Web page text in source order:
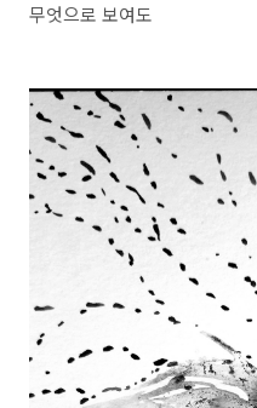
무엇으로 보여도